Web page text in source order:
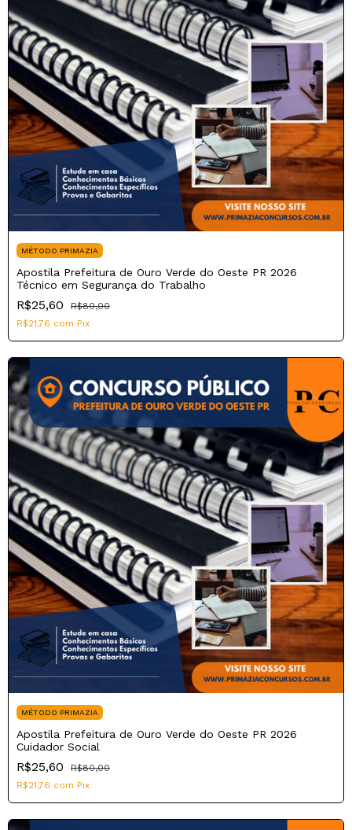
MÉTODO PRIMAZIA
Apostila Prefeitura de Ouro Verde do Oeste PR 2026
Técnico em Segurança do Trabalho
R$25,60
R$80,00
R$21,76 com Pix
MÉTODO PRIMAZIA
Apostila Prefeitura de Ouro Verde do Oeste PR 2026
Cuidador Social
R$25,60
R$80,00
R$21,76 com Pix